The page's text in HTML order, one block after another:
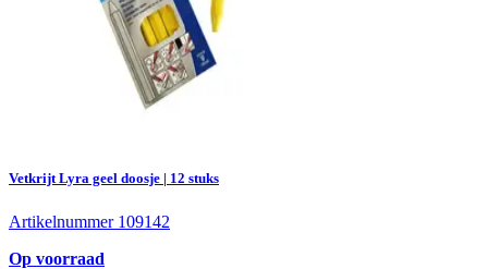
Vetkrijt Lyra geel doosje | 12 stuks
Artikelnummer 109142
Op voorraad